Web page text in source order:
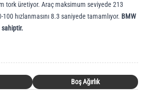
tork üretiyor. Araç maksimum seviyede 213
100 hızlanmasını 8.3 saniyede tamamlıyor. BMW
Boş Ağırlık